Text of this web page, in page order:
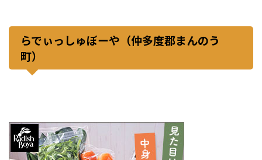
らでぃっしゅぼーや（仲多度郡まんのう
町）